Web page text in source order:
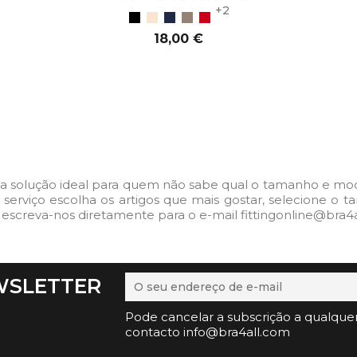
Marinho
Cinzento-
acastanhado
Vermelho
+2
Preço
18,00 €
solução ideal para quem não sabe qual o tamanho e
serviço escolha os artigos que mais gostar, selecione o
nos diretamente para o e-mail
Pode cancelar a subscrição a
contacto info@bra4all.com